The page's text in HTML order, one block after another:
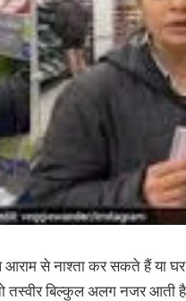
से नाश्ता कर सकते हैं या
बिल्कुल अलग नजर आती है.